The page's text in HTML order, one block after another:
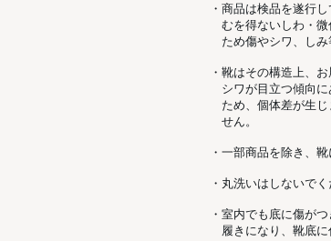
・商品は検品を遂行
むを得ないしわ・
ため傷やシワ、し
・靴はその構造上、
シワが目立つ傾向
ため、個体差が生
せん。
・一部商品を除き、
・丸洗いはしないでく
・室内でも底に傷が
履きになり、靴底